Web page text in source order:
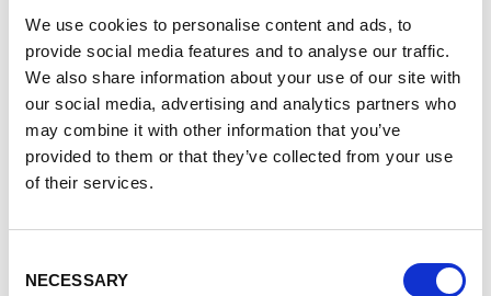
We use cookies to personalise content and ads, to
provide social media features and to analyse our traffic.
We also share information about your use of our site with
our social media, advertising and analytics partners who
may combine it with other information that you’ve
provided to them or that they’ve collected from your use
of their services.
Selection
NECESSARY
23 giorni fa
All perfect.
KHALID